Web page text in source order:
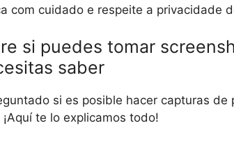
com cuidado e respeite a privacidade
si puedes tomar
saber
si es posible hacer capturas
te lo explicamos todo!